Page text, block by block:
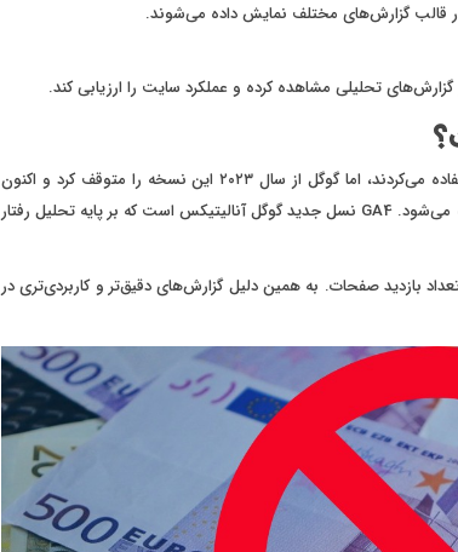
قالب گزارش‌های مختلف نمایش داده می‌شوند.
تحلیلی مشاهده کرده و عملکرد سایت را ارزیابی کند.
تا چند سال قبل اکثر وب‌سایت‌ها از نسخه Universal Analytics استفاده می‌کردند، اما گوگل از سال ۲۰۲۳ این نسخه را متوقف کرد و اکنون
Google Analytics 4 یا GA4 به عنوان نسخه رسمی این ابزار شناخته می‌شود. GA4 نسل جدید گوگل آنالیتیکس است که بر پایه تحلیل رفتار
بازدید صفحات. به همین دلیل گزارش‌های دقیق‌تر و کاربردی‌تری در